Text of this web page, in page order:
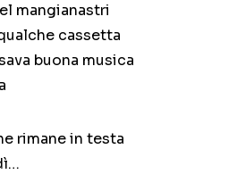
mangianastri
cassetta
buona musica
rimane in testa